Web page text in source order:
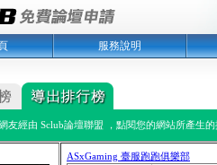
服務說明
友經由 Sclub論壇聯盟 ，點閱您的網站所產生
ASxGaming 臺服跑跑俱樂部